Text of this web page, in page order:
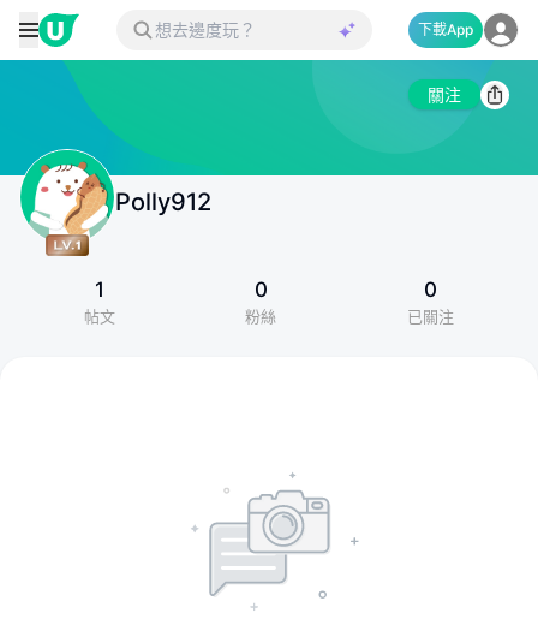
下載App
關注
Polly912
1
帖文
0
粉絲
0
已關注